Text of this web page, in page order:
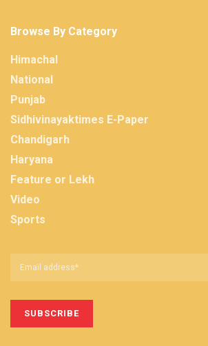
Browse By Category
Himachal
National
Punjab
Sidhivinayaktimes E-Paper
Chandigarh
Haryana
Feature or Lekh
Video
Sports